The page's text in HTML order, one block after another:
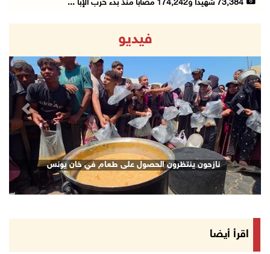
73,384 شهيدا و174,242 مصابا منذ بدء حرب الإبا ...
مستعمرون إرهابيون يهاجمون منزلا ويقتحمون مناط ...
08/آب/2026 10:22 ص
قوات الاحتلال تجري تحقيقات ميدانية مع عشرات ا ...
08/آب/2026 10:18 ص
تقرير: خطاب الكراهية والتحريض يتصاعد في أوساط ...
08/آب/2026 10:10 ص
الاحتلال ينصب حاجزا عسكريا في نعلين غرب رام ا ...
08/آب/2026 09:38 ص
3 إصابات برصاص الاحتلال شمال خان يونس
ارتفاع أسعار النفط
فيديو
نازحون ينتظرون الحصول على طعام في خان يونس
Next
اقرأ أيضا